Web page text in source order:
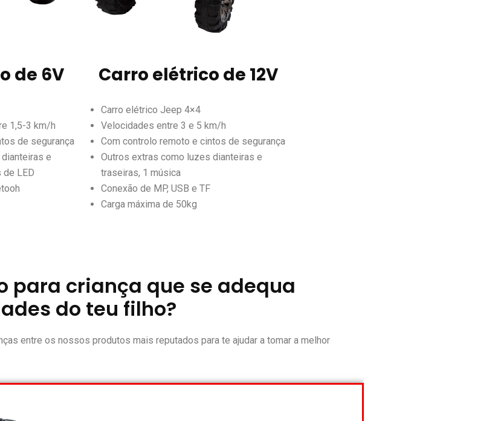
de 6V
1,5-3 km/h
de segurança
dianteiras e
de LED
Carro elétrico de 12V
Carro elétrico Jeep 4×4
Velocidades entre 3 e 5 km/h
Com controlo remoto e cintos de segurança
Outros extras como luzes dianteiras e
traseiras, 1 música
Conexão de MP, USB e TF
Carga máxima de 50kg
para criança que se adequa
do teu filho?
entre os nossos produtos mais reputados para te ajudar a tomar a melhor